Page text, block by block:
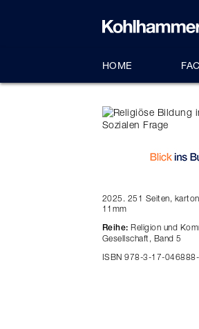
HOME
2025. 251 Seiten,
11mm
Reihe: Religion und
Gesellschaft, Band 5
ISBN 978-3-17-